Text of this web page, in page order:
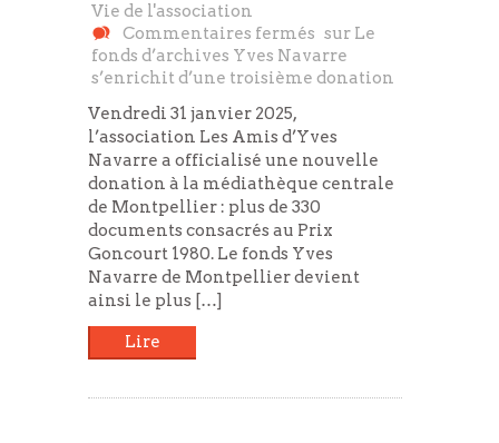
Vie de l'association
Commentaires fermés sur Le
fonds d’archives Yves Navarre
s’enrichit d’une troisième donation
Vendredi 31 janvier 2025,
l’association Les Amis d’Yves
Navarre a officialisé une nouvelle
donation à la médiathèque centrale
de Montpellier : plus de 330
documents consacrés au Prix
Goncourt 1980. Le fonds Yves
Navarre de Montpellier devient
ainsi le plus […]
Lire